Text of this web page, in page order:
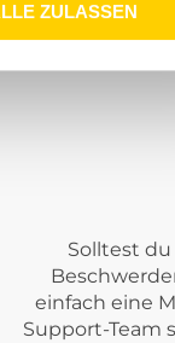
ZULASSEN
Solltest
einfach eine
Support-Team